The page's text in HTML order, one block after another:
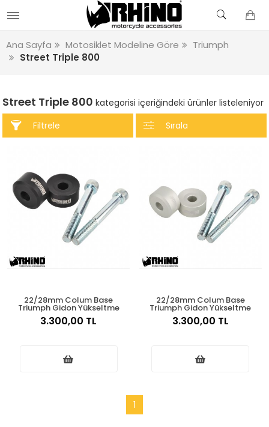
Ana Sayfa Motosiklet Modeline Göre
Triumph
Street Triple 800
Street Triple 800 kategorisi içeriğindeki ürünler listeleniyor
Filtrele
Sırala
22/28mm Colum Base
Triumph Gidon Yükseltme
3.300,00 TL
22/28mm Colum Base
Triumph Gidon Yükseltme
3.300,00 TL
1